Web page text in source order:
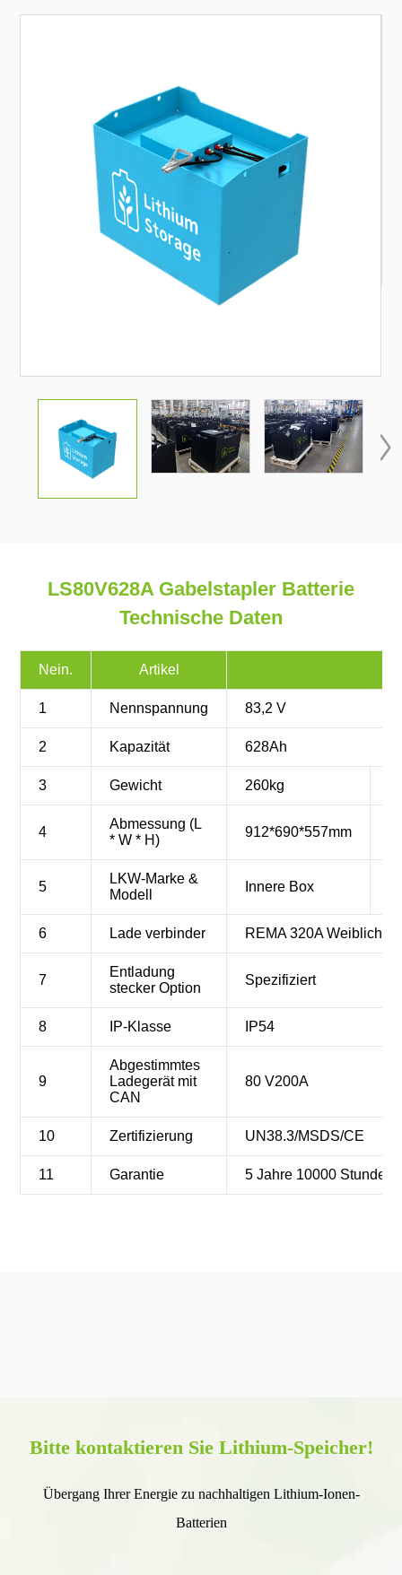

LS80V628A Gabelstapler Batterie
Technische Daten
Nein. Artikel
1 Nennspannung 83,2 V
2 Kapazität 628Ah
3 Gewicht 260kg
4
Abmessung (L
* W * H)
912*690*557mm
5
LKW-Marke &
Modell
Innere Box
6 Lade verbinder REMA 320A Weiblich
7
Entladung
stecker Option
Spezifiziert
8 IP-Klasse IP54
9
Abgestimmtes
Ladegerät mit
CAN
80 V200A
10 Zertifizierung UN38.3/MSDS/CE
11 Garantie 5 Jahre 10000 Stunden
Bitte kontaktieren Sie Lithium-Speicher!
Übergang Ihrer Energie zu nachhaltigen Lithium-Ionen-
Batterien